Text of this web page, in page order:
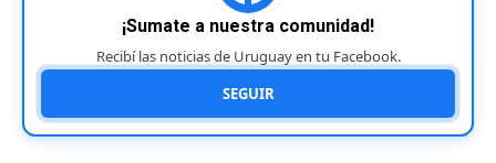
¡Sumate a nuestra comunidad!
Recibí las noticias de Uruguay en tu Facebook.
SEGUIR